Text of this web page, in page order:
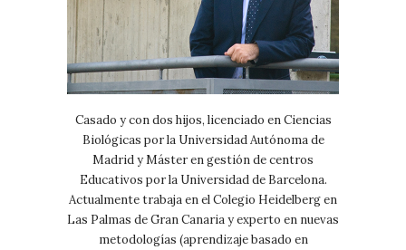
Casado y con dos hijos, licenciado en Ciencias
Biológicas por la Universidad Autónoma de
Madrid y Máster en gestión de centros
Educativos por la Universidad de Barcelona.
Actualmente trabaja en el Colegio Heidelberg en
Las Palmas de Gran Canaria y experto en nuevas
metodologías (aprendizaje basado en